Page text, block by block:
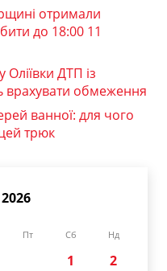
отримали
до 18:00 11
ДТП із
врахувати обмеження
ванної: для чого
трюк
Пт Сб Нд
1
2